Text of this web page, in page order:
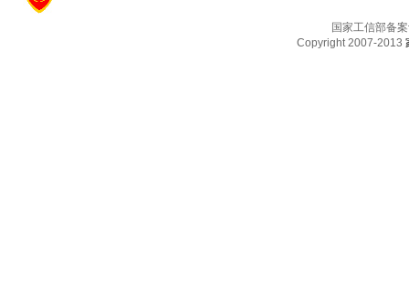
国家工信部备
Copyright 2007-2013